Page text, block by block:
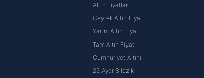
Altın Fiyatları
Çeyrek Altın Fiyatı
Yarım Altın Fiyatı
Tam Altın Fiyatı
Cumhuriyet Altını
22 Ayar Bilezik